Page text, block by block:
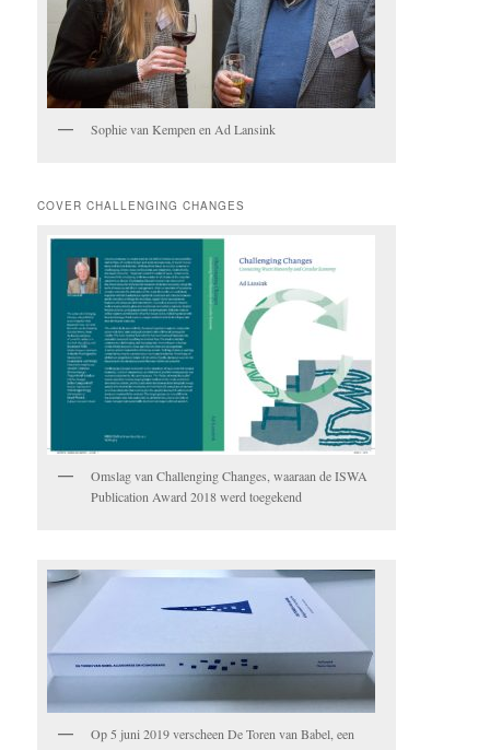
Sophie van Kempen en Ad Lansink
COVER CHALLENGING CHANGES
Omslag van Challenging Changes, waaraan de ISWA
Publication Award 2018 werd toegekend
Op 5 juni 2019 verscheen De Toren van Babel, een